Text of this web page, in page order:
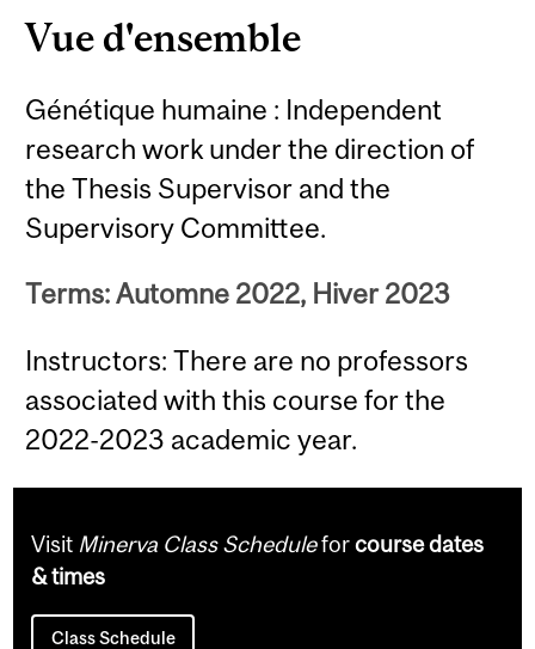
Vue d'ensemble
Génétique humaine : Independent
research work under the direction of
the Thesis Supervisor and the
Supervisory Committee.
Terms: Automne 2022, Hiver 2023
Instructors: There are no professors
associated with this course for the
2022-2023 academic year.
Visit Minerva Class Scheduleforcourse dates
& times
Class Schedule